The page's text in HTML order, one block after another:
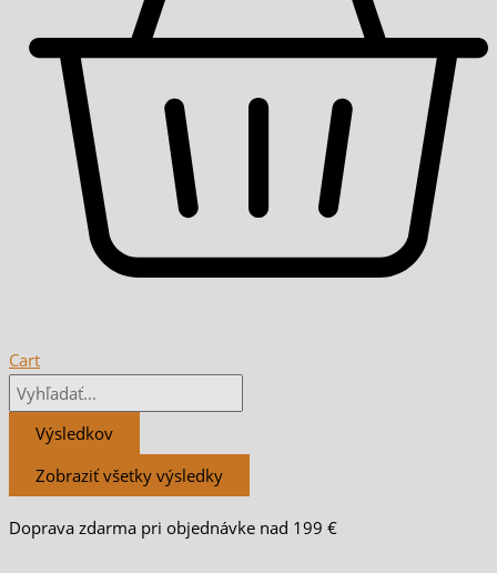
Cart
Výsledkov
Zobraziť všetky výsledky
Doprava zdarma pri objednávke nad 199 €